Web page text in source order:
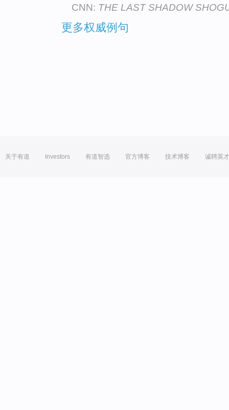
CNN: THE LAST SHADOW
更多权威例句
关于有道 Investors 有道智选 官方博客 技术博客 诚聘英才